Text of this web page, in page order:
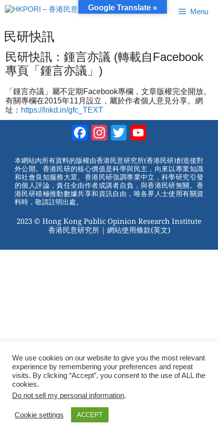
跳
至
容
Menu
民研快訊
民研快訊：鍾言亦議 (轉載自Facebook
專頁「鍾言亦議」)
「鍾言亦議」屬不定期Facebook專欄，文章版權完全開放。
有關專欄在2015年11月設立，屬於作者個人意見分享。網
址： https://lnkd.in/gfc_TEXT
Facebook
Instagram
Twitter
本網站內所有資料的版權由香港民意研究所(香港民研)創造後對
外公開。香港民研的核心價值是科學與民主，向來以專業知識
和社會良知服務大眾。香港民研強調專業中立，科學研究引發
的個人評論，責任全由作者或講者自負，與香港民研無關。香
港民研積極推動數據共享和資訊自由，唯各界人士使用有關資
料時，敬請註明出處。
2023 © Hong Kong Public Opinion Research Institute
香港民意研究所 | 網站使用條款(英文)
We use cookies on our website to give you the most relevant
experience by remembering your preferences and repeat
visits. By clicking “Accept”, you consent to the use of ALL the
cookies.
Do not sell my personal information.
Cookie settings ACCEPT
Google Translate »